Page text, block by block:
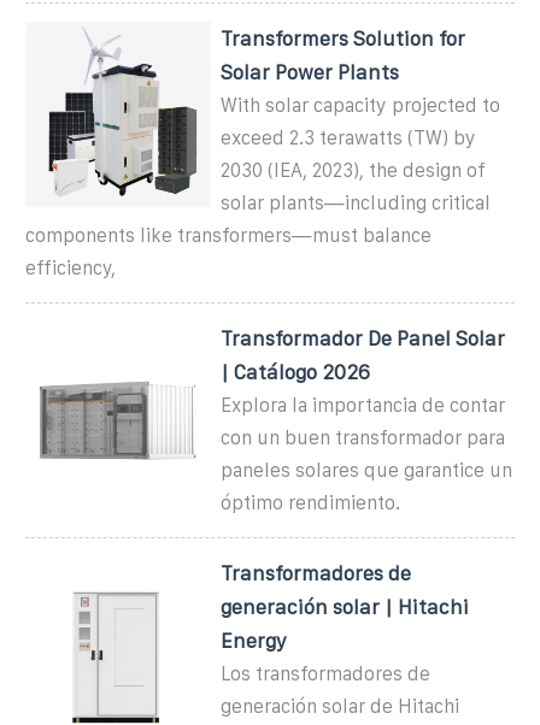
Transformers Solution for
Solar Power Plants
With solar capacity projected to
exceed 2.3 terawatts (TW) by
2030 (IEA, 2023), the design of
solar plants—including critical
components like transformers—must balance
efficiency,
Transformador De Panel Solar
| Catálogo 2026
Explora la importancia de contar
con un buen transformador para
paneles solares que garantice un
óptimo rendimiento.
Transformadores de
generación solar | Hitachi
Energy
Los transformadores de
generación solar de Hitachi